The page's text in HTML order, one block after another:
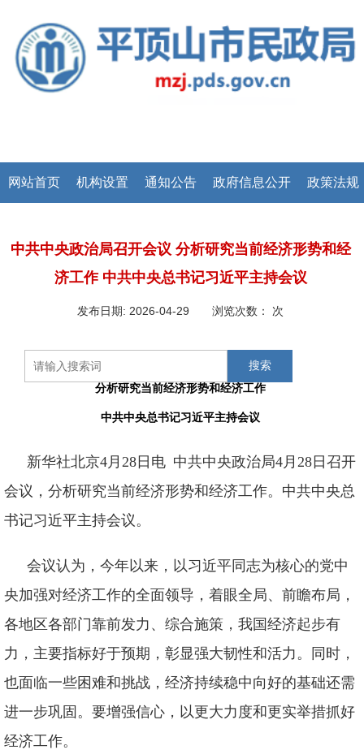
搜索
网站首页 机构设置 通知公告 政府信息公开 政策法规
中共中央政治局召开会议 分析研究当前经济形势和经
济工作 中共中央总书记习近平主持会议
发布日期: 2026-04-29 浏览次数： 次
分析研究当前经济形势和经济工作
中共中央总书记习近平主持会议
新华社北京4月28日电 中共中央政治局4月28日召开
会议，分析研究当前经济形势和经济工作。中共中央总
书记习近平主持会议。
会议认为，今年以来，以习近平同志为核心的党中
央加强对经济工作的全面领导，着眼全局、前瞻布局，
各地区各部门靠前发力、综合施策，我国经济起步有
力，主要指标好于预期，彰显强大韧性和活力。同时，
也面临一些困难和挑战，经济持续稳中向好的基础还需
进一步巩固。要增强信心，以更大力度和更实举措抓好
经济工作。